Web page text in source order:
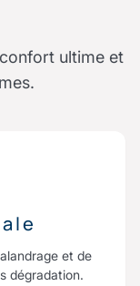
ultime et
et de
dégradation.